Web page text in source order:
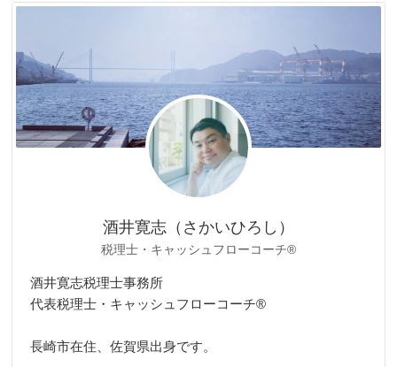
リ
酒井寛志（さかいひろし）
税理士・キャッシュフローコーチ®
酒井寛志税理士事務所
代表税理士・キャッシュフローコーチ®
長崎市在住、佐賀県出身です。